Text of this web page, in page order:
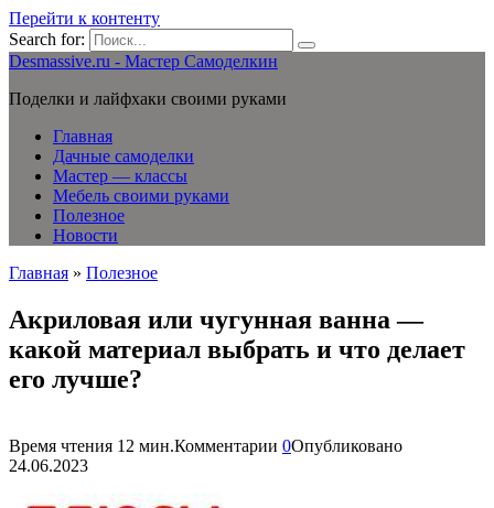
Перейти к контенту
Search for:
Desmassive.ru - Мастер Самоделкин
Поделки и лайфхаки своими руками
Главная
Дачные самоделки
Мастер — классы
Мебель своими руками
Полезное
Новости
Главная » Полезное
Акриловая или чугунная ванна —
какой материал выбрать и что делает
его лучше?
Время чтения 12 мин.Комментарии 0Опубликовано
24.06.2023